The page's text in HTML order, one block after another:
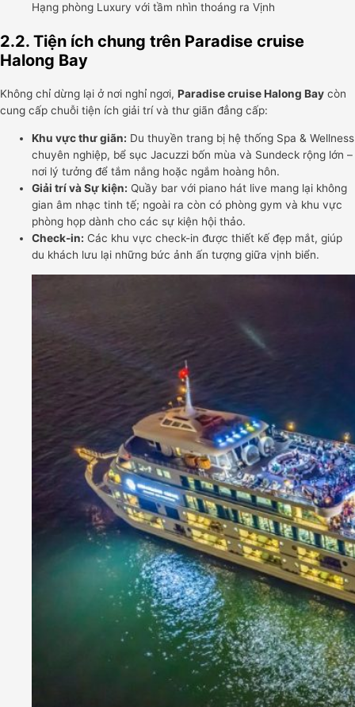
Hạng phòng Luxury với tầm nhìn thoáng ra Vịnh
2.2. Tiện ích chung trên Paradise cruise
Halong Bay
Không chỉ dừng lại ở nơi nghỉ ngơi, Paradise cruise Halong Bay còn
cung cấp chuỗi tiện ích giải trí và thư giãn đẳng cấp:
Khu vực thư giãn: Du thuyền trang bị hệ thống Spa & Wellness
chuyên nghiệp, bể sục Jacuzzi bốn mùa và Sundeck rộng lớn –
nơi lý tưởng để tắm nắng hoặc ngắm hoàng hôn.
Giải trí và Sự kiện: Quầy bar với piano hát live mang lại không
gian âm nhạc tinh tế; ngoài ra còn có phòng gym và khu vực
phòng họp dành cho các sự kiện hội thảo.
Check-in: Các khu vực check-in được thiết kế đẹp mắt, giúp
du khách lưu lại những bức ảnh ấn tượng giữa vịnh biển.